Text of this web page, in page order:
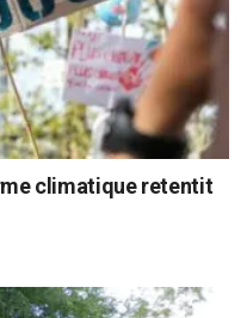
climatique retentit